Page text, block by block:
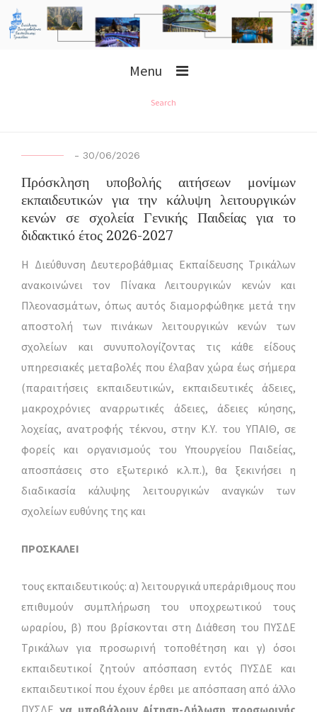
Menu
Search
- 30/06/2026
Πρόσκληση υποβολής αιτήσεων μονίμων
εκπαιδευτικών για την κάλυψη λειτουργικών
κενών σε σχολεία Γενικής Παιδείας για το
διδακτικό έτος 2026-2027
Η Διεύθυνση Δευτεροβάθμιας Εκπαίδευσης Τρικάλων
ανακοινώνει τον Πίνακα Λειτουργικών κενών και
Πλεονασμάτων, όπως αυτός διαμορφώθηκε μετά την
αποστολή των πινάκων λειτουργικών κενών των
σχολείων και συνυπολογίζοντας τις κάθε είδους
υπηρεσιακές μεταβολές που έλαβαν χώρα έως σήμερα
(παραιτήσεις εκπαιδευτικών, εκπαιδευτικές άδειες,
μακροχρόνιες αναρρωτικές άδειες, άδειες κύησης,
λοχείας, ανατροφής τέκνου, στην Κ.Υ. του YΠΑΙΘ, σε
φορείς και οργανισμούς του Υπουργείου Παιδείας,
αποσπάσεις στο εξωτερικό κ.λ.π.), θα ξεκινήσει η
διαδικασία κάλυψης λειτουργικών αναγκών των
σχολείων ευθύνης της και
ΠΡΟΣΚΑΛΕΙ
τους εκπαιδευτικούς: α) λειτουργικά υπεράριθμους που
επιθυμούν συμπλήρωση του υποχρεωτικού τους
ωραρίου, β) που βρίσκονται στη Διάθεση του ΠΥΣΔΕ
Τρικάλων για προσωρινή τοποθέτηση και γ) όσοι
εκπαιδευτικοί ζητούν απόσπαση εντός ΠΥΣΔΕ και
εκπαιδευτικοί που έχουν έρθει με απόσπαση από άλλο
ΠΥΣΔΕ να υποβάλουν Αίτηση-Δήλωση προσωρινής